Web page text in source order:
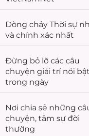
Dòng chảy Thời sự
và chính xác nhất
Đừng bỏ lỡ các câu
chuyện giải trínổi bật
trong ngày
Nơi chia sẻ những
chuyện, tâm sự đời
thường